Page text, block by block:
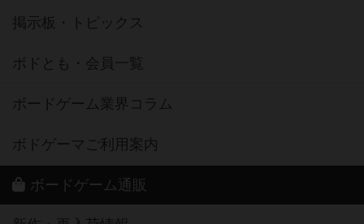
掲示板・トピックス
ボドとも・会員一覧
ボードゲーム業界コラム
ボドゲーマご利用案内
ボードゲーム通販